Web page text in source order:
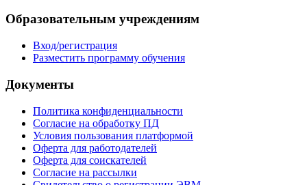
Образовательным учреждениям
Вход/регистрация
Разместить программу обучения
Документы
Политика конфиденциальности
Согласие на обработку ПД
Условия пользования платформой
Оферта для работодателей
Оферта для соискателей
Согласие на рассылки